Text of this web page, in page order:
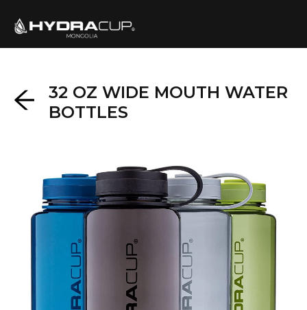
32 OZ WIDE MOUTH WATER
BOTTLES